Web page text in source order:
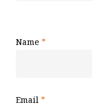
Name *
Email *